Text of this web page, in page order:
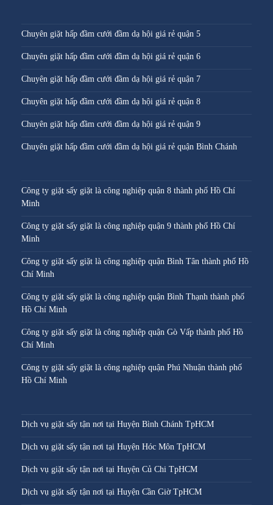
Chuyên giặt hấp đầm cưới đầm dạ hội giá rẻ quận 5
Chuyên giặt hấp đầm cưới đầm dạ hội giá rẻ quận 6
Chuyên giặt hấp đầm cưới đầm dạ hội giá rẻ quận 7
Chuyên giặt hấp đầm cưới đầm dạ hội giá rẻ quận 8
Chuyên giặt hấp đầm cưới đầm dạ hội giá rẻ quận 9
Chuyên giặt hấp đầm cưới đầm dạ hội giá rẻ quận Bình Chánh
Công ty giặt sấy giặt là công nghiệp quận 8 thành phố Hồ Chí
Minh
Công ty giặt sấy giặt là công nghiệp quận 9 thành phố Hồ Chí
Minh
Công ty giặt sấy giặt là công nghiệp quận Bình Tân thành phố Hồ
Chí Minh
Công ty giặt sấy giặt là công nghiệp quận Bình Thạnh thành phố
Hồ Chí Minh
Công ty giặt sấy giặt là công nghiệp quận Gò Vấp thành phố Hồ
Chí Minh
Công ty giặt sấy giặt là công nghiệp quận Phú Nhuận thành phố
Hồ Chí Minh
Dịch vụ giặt sấy tận nơi tại Huyện Bình Chánh TpHCM
Dịch vụ giặt sấy tận nơi tại Huyện Hóc Môn TpHCM
Dịch vụ giặt sấy tận nơi tại Huyện Củ Chi TpHCM
Dịch vụ giặt sấy tận nơi tại Huyện Cần Giờ TpHCM